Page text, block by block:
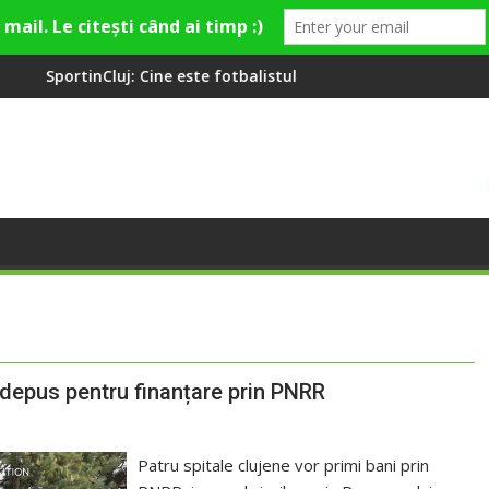
este fotbalistul cu două diplome care a învățat româna la 2
Compania de Apă
pentru finanțare prin PNRR
Patru spitale clujene vor primi bani prin